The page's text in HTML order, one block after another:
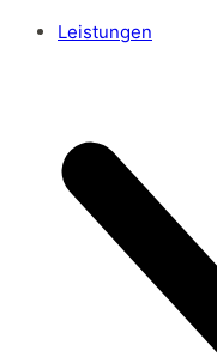
Leistungen